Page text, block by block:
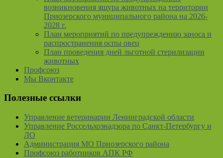
возникновения ящура животных на территории
Приозерского муниципального района на 2026-
2028 г.
План мероприятий по предупреждению заноса и
распространения оспы овец
План проведения дней льготной стерилизации
животных
Профсоюз
Мы Вконтакте
Полезные ссылки
Управление ветеринарии Ленинградской области
Управление Россельхознадзора по Санкт-Петербургу и
ЛО
Администрация МО Приозерского района
Профсоюз работников АПК РФ